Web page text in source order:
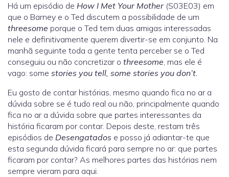
Há um episódio de How I Met Your Mother(S03E03) em
que o Barney e o Ted discutem a possibilidade de um
threesome porque o Ted tem duas amigas interessadas
nele e definitivamente querem divertir-se em conjunto. Na
manhã seguinte toda a gente tenta perceber se o Ted
conseguiu ou não concretizar o threesome, mas ele é
vago: some stories you tell, some stories you don’t.
Eu gosto de contar histórias, mesmo quando fica no ar a
dúvida sobre se é tudo real ou não, principalmente quando
fica no ar a dúvida sobre que partes interessantes da
história ficaram por contar. Depois deste, restam três
episódios de Desengatados e posso já adiantar-te que
esta segunda dúvida ficará para sempre no ar: que partes
ficaram por contar? As melhores partes das histórias nem
sempre vieram para aqui.